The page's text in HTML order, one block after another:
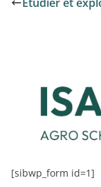
[sibwp_form id=1]